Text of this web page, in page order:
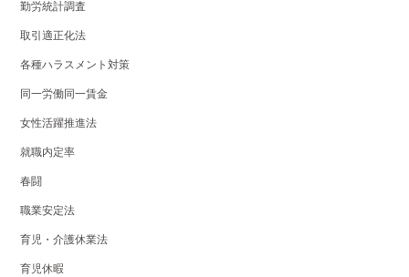
勤労統計調査
取引適正化法
各種ハラスメント対策
同一労働同一賃金
女性活躍推進法
就職内定率
春闘
職業安定法
育児・介護休業法
育児休暇